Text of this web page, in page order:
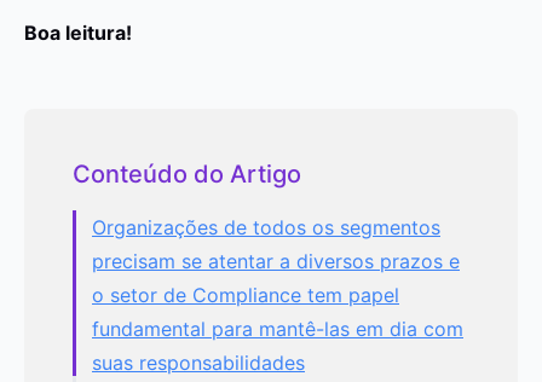
Boa leitura!
Conteúdo do Artigo
Organizações de todos os segmentos
precisam se atentar a diversos prazos e
o setor de Compliance tem papel
fundamental para mantê-las em dia com
suas responsabilidades